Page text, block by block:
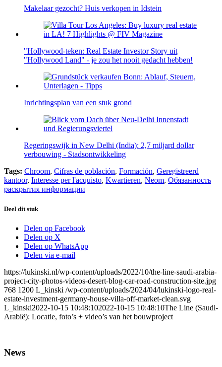
Makelaar gezocht? Huis verkopen in Idstein
"Hollywood-teken: Real Estate Investor Story uit
"Hollywood Land" - je zou het nooit gedacht hebben!
Inrichtingsplan van een stuk grond
Regeringswijk in New Delhi (India): 2,7 miljard dollar
verbouwing - Stadsontwikkeling
Tags: Chroom, Cifras de población, Formación, Geregistreerd
kantoor, Interesse per l'acquisto, Kwartieren, Neom, Обязанность
раскрытия информации
Deel dit stuk
Delen op Facebook
Delen op X
Delen op WhatsApp
Delen via e-mail
https://lukinski.nl/wp-content/uploads/2022/10/the-line-saudi-arabia-
project-city-photos-videos-desert-blog-car-road-construction-site.jpg
768 1200 L_kinski /wp-content/uploads/2024/04/lukinski-logo-real-
estate-investment-germany-house-villa-off-market-clean.svg
L_kinski2022-10-15 10:48:102022-10-15 10:48:10The Line (Saudi-
Arabië): Locatie, foto’s + video’s van het bouwproject
News